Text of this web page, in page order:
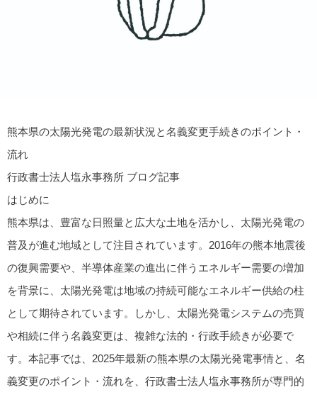
熊本県の太陽光発電の最新状況と名義変更手続きのポイント・
流れ
行政書士法人塩永事務所 ブログ記事
はじめに
熊本県は、豊富な日照量と広大な土地を活かし、太陽光発電の
普及が進む地域として注目されています。2016年の熊本地震後
の復興需要や、半導体産業の進出に伴うエネルギー需要の増加
を背景に、太陽光発電は地域の持続可能なエネルギー供給の柱
として期待されています。しかし、太陽光発電システムの売買
や相続に伴う名義変更は、複雑な法的・行政手続きが必要で
す。本記事では、2025年最新の熊本県の太陽光発電事情と、名
義変更のポイント・流れを、行政書士法人塩永事務所が専門的